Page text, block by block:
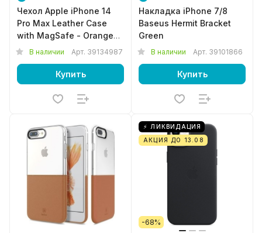
Чехол Apple iPhone 14
Pro Max Leather Case
with MagSafe - Orange
MPPR3ZM/A
В наличии Арт. 39134987
Купить
Накладка iPhone 7/8
Baseus Hermit Bracket
Green
В наличии Арт. 39101866
Купить
⚡ ЛИКВИДАЦИЯ
АКЦИЯ ДО 13.08
-68%